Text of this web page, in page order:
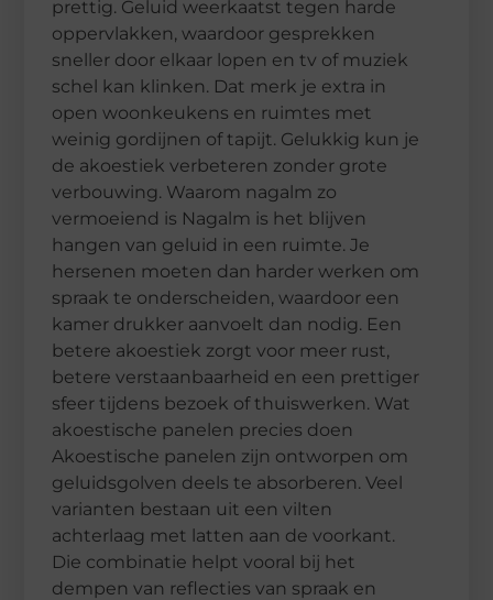
prettig. Geluid weerkaatst tegen harde
oppervlakken, waardoor gesprekken
sneller door elkaar lopen en tv of muziek
schel kan klinken. Dat merk je extra in
open woonkeukens en ruimtes met
weinig gordijnen of tapijt. Gelukkig kun je
de akoestiek verbeteren zonder grote
verbouwing. Waarom nagalm zo
vermoeiend is Nagalm is het blijven
hangen van geluid in een ruimte. Je
hersenen moeten dan harder werken om
spraak te onderscheiden, waardoor een
kamer drukker aanvoelt dan nodig. Een
betere akoestiek zorgt voor meer rust,
betere verstaanbaarheid en een prettiger
sfeer tijdens bezoek of thuiswerken. Wat
akoestische panelen precies doen
Akoestische panelen zijn ontworpen om
geluidsgolven deels te absorberen. Veel
varianten bestaan uit een vilten
achterlaag met latten aan de voorkant.
Die combinatie helpt vooral bij het
dempen van reflecties van spraak en